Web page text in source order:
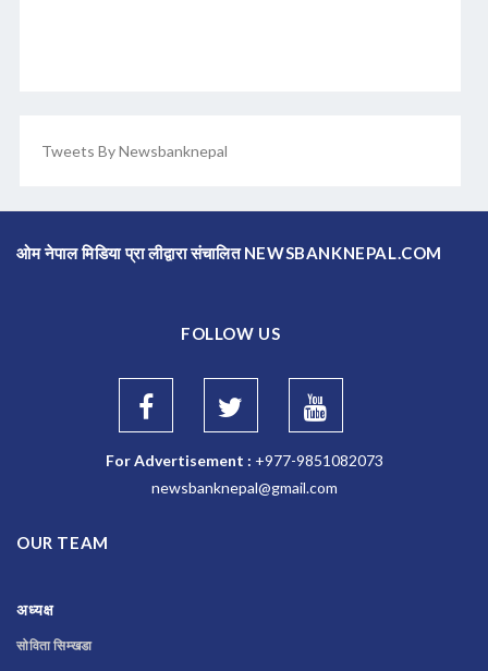
Tweets By Newsbanknepal
ओम नेपाल मिडिया प्रा लीद्वारा संचालित NEWSBANKNEPAL.COM
FOLLOW US
For Advertisement : +977-9851082073
newsbanknepal@gmail.com
OUR TEAM
अध्यक्ष
सोविता सिम्खडा